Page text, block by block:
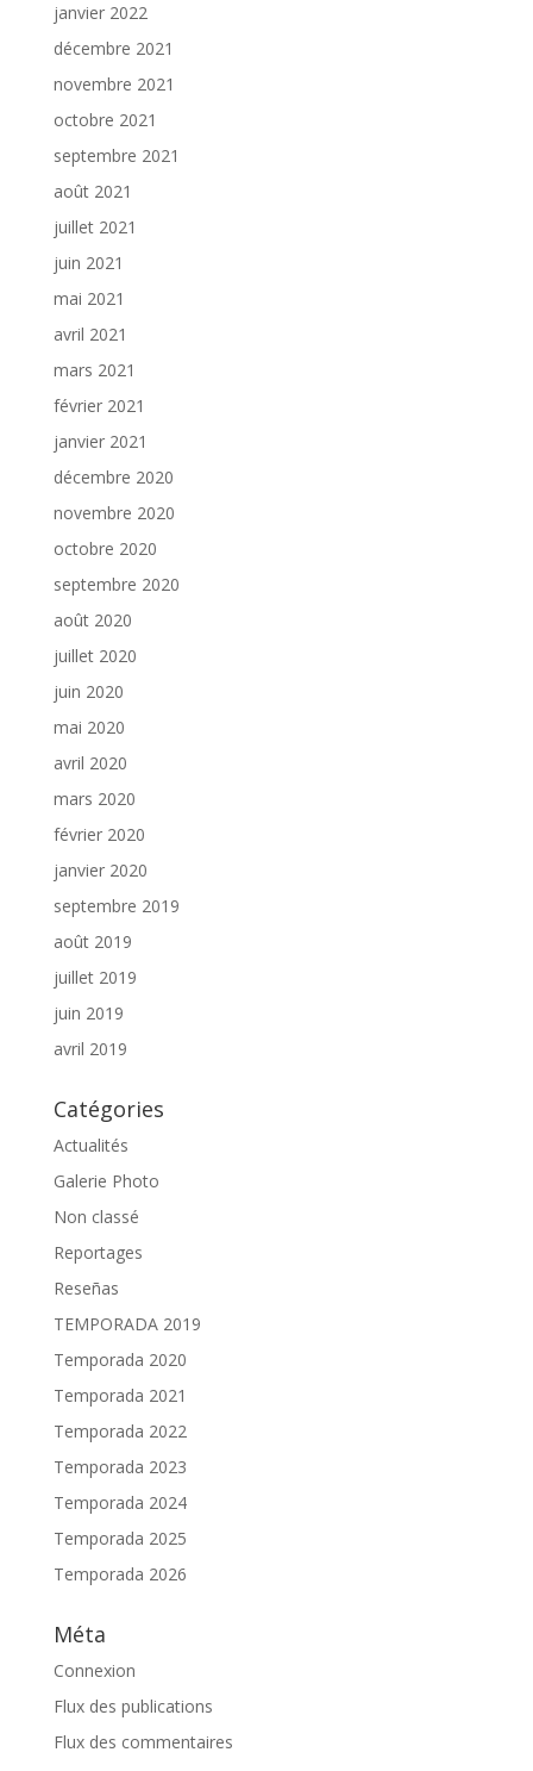
janvier 2022
décembre 2021
novembre 2021
octobre 2021
septembre 2021
août 2021
juillet 2021
juin 2021
mai 2021
avril 2021
mars 2021
février 2021
janvier 2021
décembre 2020
novembre 2020
octobre 2020
septembre 2020
août 2020
juillet 2020
juin 2020
mai 2020
avril 2020
mars 2020
février 2020
janvier 2020
septembre 2019
août 2019
juillet 2019
juin 2019
avril 2019
Catégories
Actualités
Galerie Photo
Non classé
Reportages
Reseñas
TEMPORADA 2019
Temporada 2020
Temporada 2021
Temporada 2022
Temporada 2023
Temporada 2024
Temporada 2025
Temporada 2026
Méta
Connexion
Flux des publications
Flux des commentaires